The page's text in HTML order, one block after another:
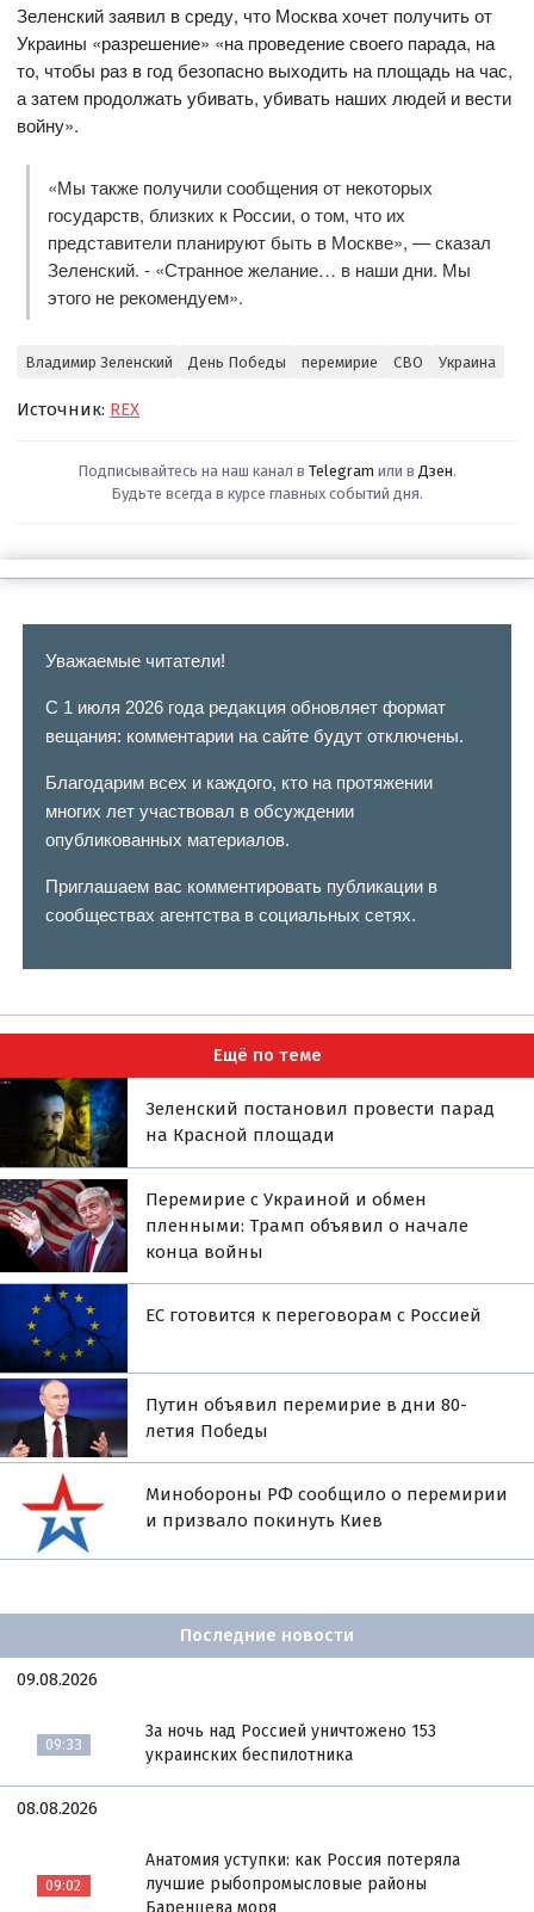
Зеленский заявил в среду, что Москва хочет получить от
Украины «разрешение» «на проведение своего парада, на
то, чтобы раз в год безопасно выходить на площадь на час,
а затем продолжать убивать, убивать наших людей и вести
войну».
«Мы также получили сообщения от некоторых
государств, близких к России, о том, что их
представители планируют быть в Москве», — сказал
Зеленский. - «Странное желание… в наши дни. Мы
этого не рекомендуем».
Владимир Зеленский День Победы перемирие СВО Украина
Источник: REX
Подписывайтесь на наш канал в Telegram или в Дзен.
Будьте всегда в курсе главных событий дня.
Уважаемые читатели!
С 1 июля 2026 года редакция обновляет формат
вещания: комментарии на сайте будут отключены.
Благодарим всех и каждого, кто на протяжении
многих лет участвовал в обсуждении
опубликованных материалов.
Приглашаем вас комментировать публикации в
сообществах агентства в социальных сетях.
Ещё по теме
Зеленский постановил провести парад
на Красной площади
Перемирие с Украиной и обмен
пленными: Трамп объявил о начале
конца войны
ЕС готовится к переговорам с Россией
Путин объявил перемирие в дни 80-
летия Победы
Минобороны РФ сообщило о перемирии
и призвало покинуть Киев
Последние новости
09.08.2026
09:33
За ночь над Россией уничтожено 153
украинских беспилотника
08.08.2026
09:02
Анатомия уступки: как Россия потеряла
лучшие рыбопромысловые районы
Баренцева моря